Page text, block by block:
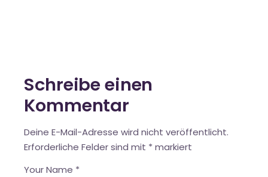
Schreibe einen
Kommentar
Deine E-Mail-Adresse wird nicht veröffentlicht.
Erforderliche Felder sind mit * markiert